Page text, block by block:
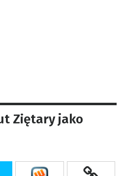
Ziętary jako